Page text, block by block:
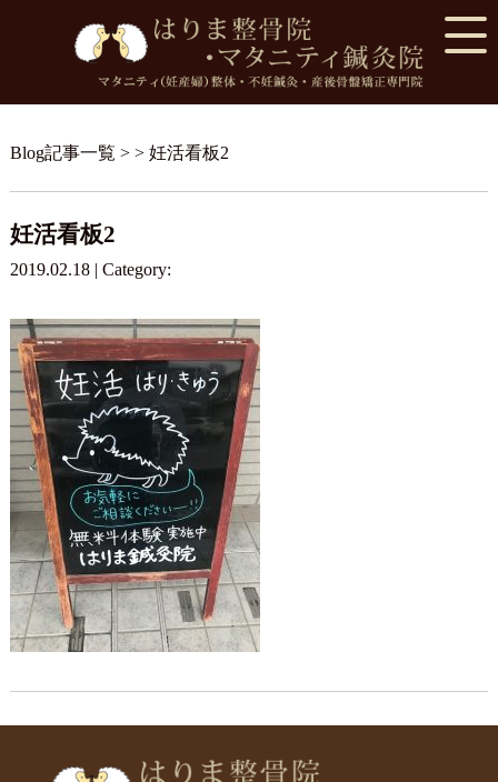
Blog記事一覧 > > 妊活看板2
妊活看板2
2019.02.18 | Category: